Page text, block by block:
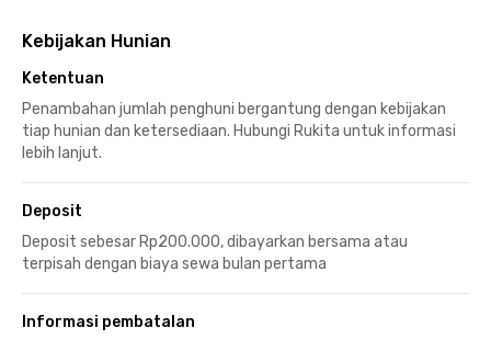
Kebijakan Hunian
Ketentuan
Penambahan jumlah penghuni bergantung dengan kebijakan
tiap hunian dan ketersediaan. Hubungi Rukita untuk informasi
lebih lanjut.
Deposit
Deposit sebesar Rp200.000, dibayarkan bersama atau
terpisah dengan biaya sewa bulan pertama
Informasi pembatalan